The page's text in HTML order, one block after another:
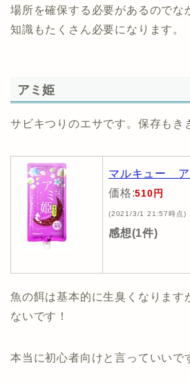
場所を確保する必要があるのでな
知識もたくさん必要になります。
アミ姫
サビキつりのエサです。保存もき
マルキュー ア
価格:510円
(2021/3/1 21:57時点)
感想(1件)
魚の餌は基本的に生臭くなります
ないです！
本当に初心者向けと言っていいで